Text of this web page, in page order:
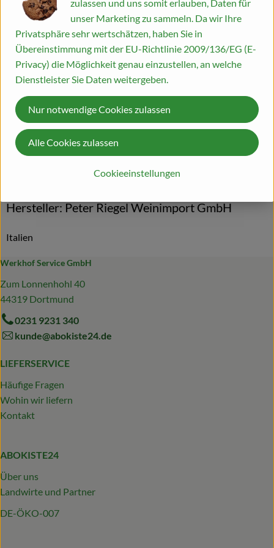
Blog
Produktinformationen
Zutaten
Produktdatenblatt
Hersteller: Peter Riegel Weinimport GmbH
Italien
Werkhof Service GmbH
Zum Lonnenhohl 40
44319 Dortmund
0231 9231 340
kunde@abokiste24.de
LIEFERSERVICE
Häufige Fragen
Wohin wir liefern
Kontakt
ABOKISTE24
Über uns
Landwirte und Partner
DE-ÖKO-007
zulassen und uns somit erlauben, Daten für
unser Marketing zu sammeln. Da wir Ihre
Privatsphäre sehr wertschätzen, haben Sie in
Übereinstimmung mit der EU-Richtlinie 2009/136/EG (E-
Privacy) die Möglichkeit genau einzustellen, an welche
Dienstleister Sie Daten weitergeben.
Cookieeinstellungen
Nur notwendige Cookies zulassen
Alle Cookies zulassen